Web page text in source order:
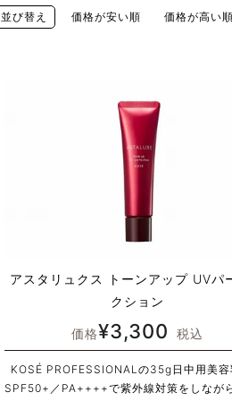
並び替え 価格が安い順 価格が高い順
アスタリュクス トーンアップ UVパ
クション
価格¥3,300 税込
KOSÉ PROFESSIONALの35g日中用美容
SPF50+／PA++++で紫外線対策をしなが